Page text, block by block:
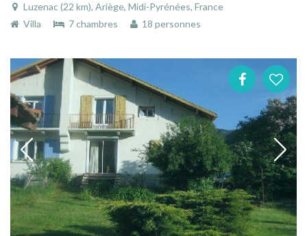
Luzenac (22 km), Ariège, Midi-Pyrénées, France
Villa
7 chambres 18 personnes